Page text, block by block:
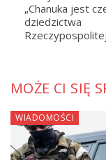
„Chanuka jest
dziedzictwa
MOŻE CI SIĘ
WIADOMOŚCI